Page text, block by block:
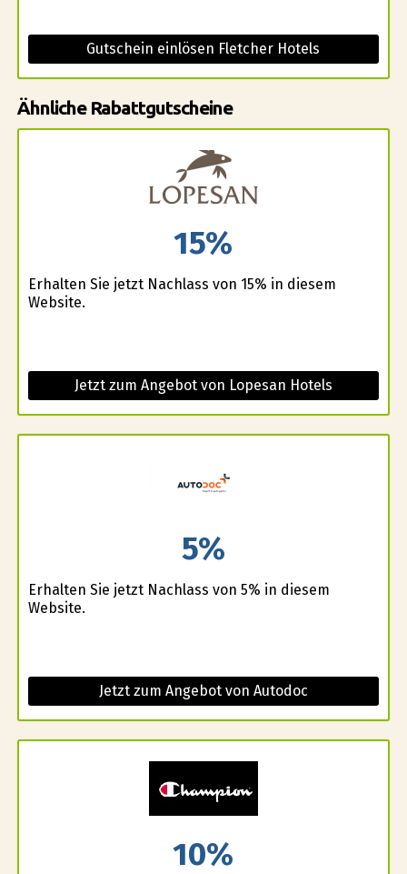
Gutschein einlösen Fletcher Hotels
Ähnliche Rabattgutscheine
15%
Erhalten Sie jetzt Nachlass von 15% in diesem
Website.
Jetzt zum Angebot von Lopesan Hotels
5%
Erhalten Sie jetzt Nachlass von 5% in diesem
Website.
Jetzt zum Angebot von Autodoc
10%